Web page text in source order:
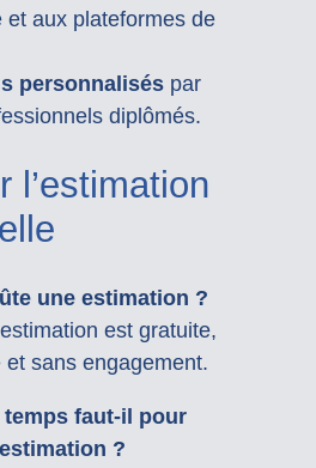
et aux plateformes de
personnaliséspar
diplômés.
l’estimation
une estimation ?
est gratuite,
sans engagement.
temps faut-il pour
?